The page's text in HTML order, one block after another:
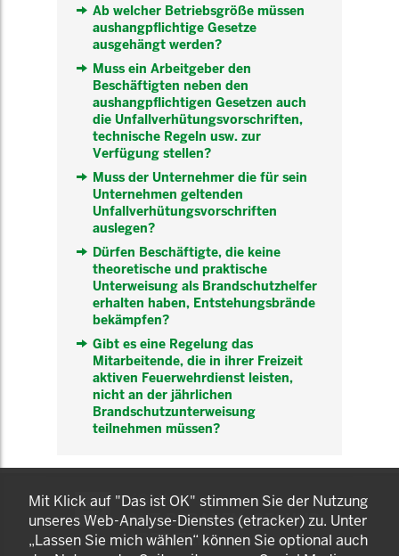
Ab welcher Betriebsgröße müssen
aushangpflichtige Gesetze
ausgehängt werden?
Muss ein Arbeitgeber den
Beschäftigten neben den
aushangpflichtigen Gesetzen auch
die Unfallverhütungsvorschriften,
technische Regeln usw. zur
Verfügung stellen?
Muss der Unternehmer die für sein
Unternehmen geltenden
Unfallverhütungsvorschriften
auslegen?
Dürfen Beschäftigte, die keine
theoretische und praktische
Unterweisung als Brandschutzhelfer
erhalten haben, Entstehungsbrände
bekämpfen?
Gibt es eine Regelung das
Mitarbeitende, die in ihrer Freizeit
aktiven Feuerwehrdienst leisten,
nicht an der jährlichen
Brandschutzunterweisung
teilnehmen müssen?
KOMNET
GUT BERATEN. GESUND
ARBEITEN.
Mit Klick auf "Das ist OK" stimmen Sie der Nutzung
unseres Web-Analyse-Dienstes (etracker) zu. Unter
„Lassen Sie mich wählen“ können Sie optional auch